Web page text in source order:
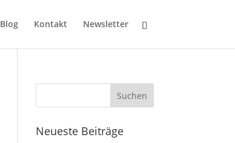
Blog Kontakt Newsletter
Neueste Beiträge